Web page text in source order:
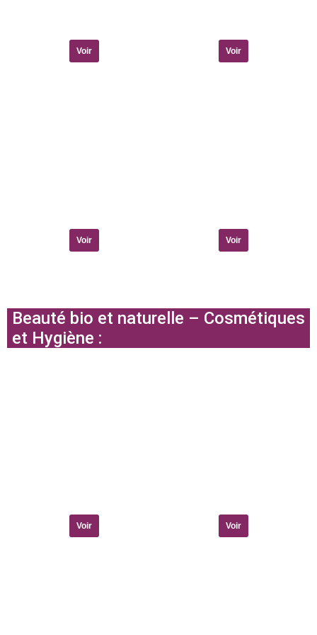
Voir Voir
Voir Voir
Beauté bio et naturelle – Cosmétiques
et Hygiène :
Voir Voir